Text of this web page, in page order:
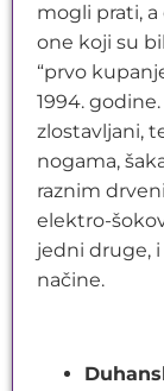
mogli prati,
one koji su
“prvo
1994.
zlostavljani,
nogama,
raznim
elektro-
jedni druge,
načine.